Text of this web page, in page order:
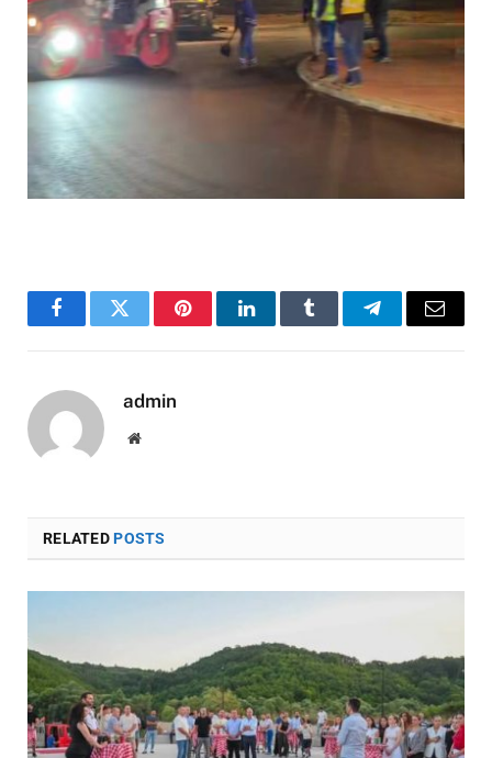
FacebookTwitter PinterestLinkedInTumblr TelegramEmail
admin
Website
RELATEDPOSTS